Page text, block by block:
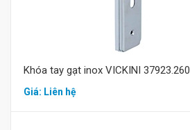
Khóa tay gạt inox VICKINI 37923.260
Giá: Liên hệ